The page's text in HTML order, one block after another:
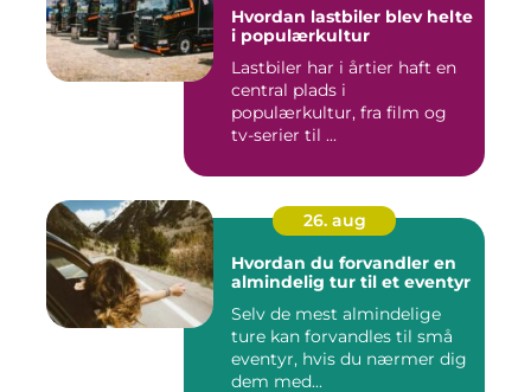
Hvordan lastbiler blev helte
i populærkultur
Lastbiler har i årtier haft en
central plads i
populærkultur, fra film og
tv-serier til ...
26. aug
Hvordan du forvandler en
almindelig tur til et eventyr
Selv de mest almindelige
ture kan forvandles til små
eventyr, hvis du nærmer dig
dem med...